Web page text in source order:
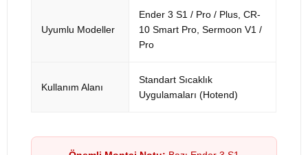
Uyumlu Modeller
Ender 3 S1 / Pro / Plus, CR-
10 Smart Pro, Sermoon V1 /
Pro
Kullanım Alanı
Standart Sıcaklık
Uygulamaları (Hotend)